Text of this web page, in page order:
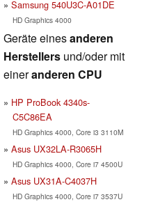
Samsung 540U3C-A01DE
HD Graphics 4000
Geräte einesanderen
Herstellers und/oder mit
eineranderen CPU
HP ProBook 4340s-
C5C86EA
HD Graphics 4000, Core i3 3110M
Asus UX32LA-R3065H
HD Graphics 4000, Core i7 4500U
Asus UX31A-C4037H
HD Graphics 4000, Core i7 3537U